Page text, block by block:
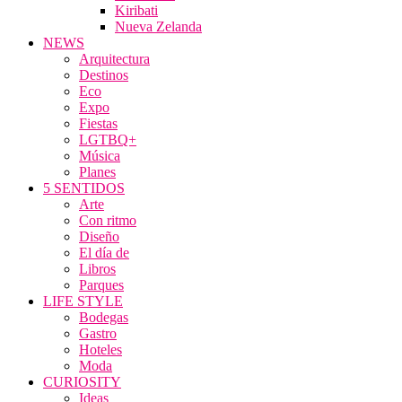
Kiribati
Nueva Zelanda
NEWS
Arquitectura
Destinos
Eco
Expo
Fiestas
LGTBQ+
Música
Planes
5 SENTIDOS
Arte
Con ritmo
Diseño
El día de
Libros
Parques
LIFE STYLE
Bodegas
Gastro
Hoteles
Moda
CURIOSITY
Ideas